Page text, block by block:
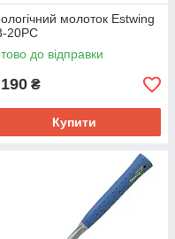
молоток Estwing
20PC
до відправки
₴
Купити